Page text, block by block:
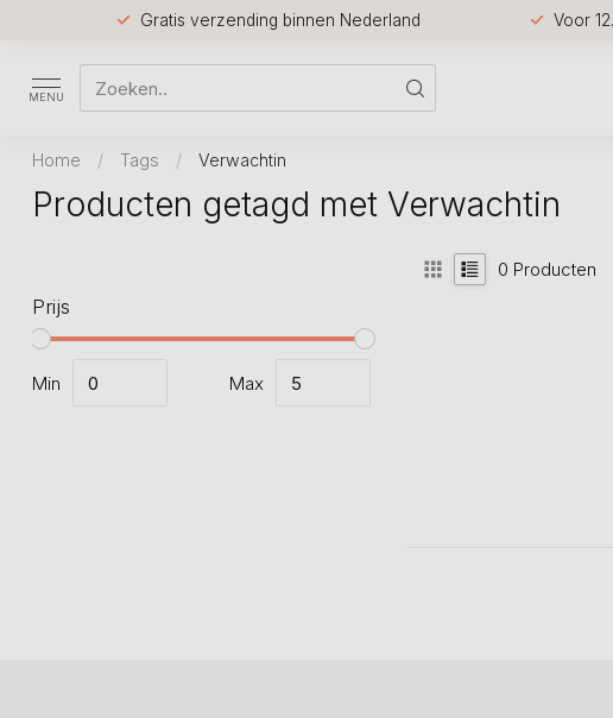
Gratis verzending binnen Nederland Voor
MENU
Home / Tags / Verwachtin
Producten getagd met Verwachtin
Prijs
Min Max
0 Producten